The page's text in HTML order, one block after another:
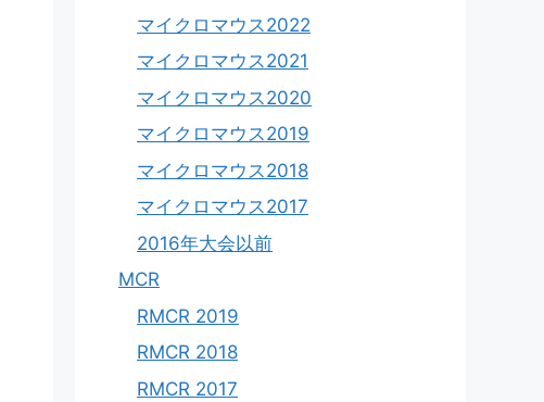
マイクロマウス2022
マイクロマウス2021
マイクロマウス2020
マイクロマウス2019
マイクロマウス2018
マイクロマウス2017
2016年大会以前
MCR
RMCR 2019
RMCR 2018
RMCR 2017